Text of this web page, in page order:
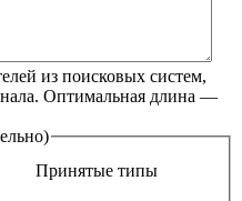
из поисковых систем,
Оптимальная длина —
Принятые типы